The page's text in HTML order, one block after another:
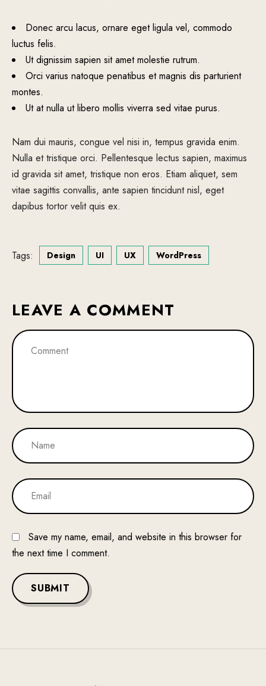
Donec arcu lacus, ornare eget ligula vel, commodo
luctus felis.
Ut dignissim sapien sit amet molestie rutrum.
Orci varius natoque penatibus et magnis dis parturient
montes.
Ut at nulla ut libero mollis viverra sed vitae purus.
Nam dui mauris, congue vel nisi in, tempus gravida enim.
Nulla et tristique orci. Pellentesque lectus sapien, maximus
id gravida sit amet, tristique non eros. Etiam aliquet, sem
vitae sagittis convallis, ante sapien tincidunt nisl, eget
dapibus tortor velit quis ex.
Tags: Design UI UX WordPress
LEAVE A COMMENT
Save my name, email, and website in this browser for
the next time I comment.
SUBMIT